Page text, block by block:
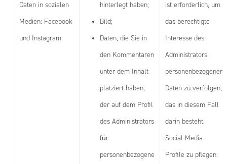
Daten in sozialen
Medien: Facebook
und Instagram
hinterlegt haben;
Bild;
Daten, die Sie in
den Kommentaren
unter dem Inhalt
platziert haben,
der auf dem Profil
des Administrators
für
personenbezogene
ist erforderlich, um
das berechtigte
Interesse des
Administrators
personenbezogener
Daten zu verfolgen,
das in diesem Fall
darin besteht,
Social-Media-
Profile zu pflegen: